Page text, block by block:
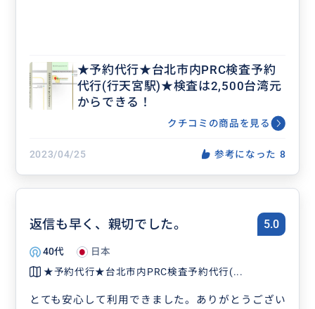
★予約代行★台北市内PRC検査予約
代行(行天宮駅)★検査は2,500台湾元
からできる！
クチコミの商品を見る
2023/04/25 参考になった 8
返信も早く、親切でした。 5.0
40代
日本
★予約代行★台北市内PRC検査予約代行(...
とても安心して利用できました。ありがとうござい